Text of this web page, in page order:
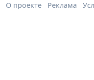
О проекте Реклама